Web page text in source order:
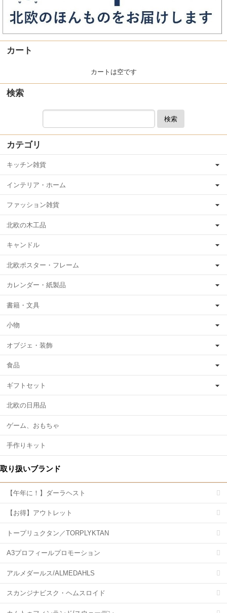
カート
カートは空です
検索
検索
カテゴリ
キッチン雑貨
インテリア・ホーム
ファッション雑貨
北欧の木工品
キャンドル
北欧ポスター・フレーム
カレンダー・紙製品
書籍・文具
小物
オブジェ・装飾
食品
ギフトセット
北欧の日用品
ゲーム、おもちゃ
手作りキット
取り扱いブランド
【午年に！】ダーラヘスト
【お得】アウトレット
トープリュクタン／TORPLYKTAN
A3プロフィールプロモーション
アルメダールス/ALMEDAHLS
スカンジナビスク・ヘムスロイド